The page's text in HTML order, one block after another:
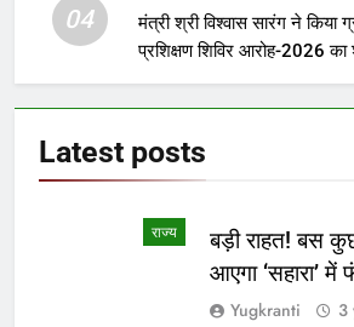
04
मंत्री श्री विश्वास सारंग ने किया
प्रशिक्षण शिविर आरोह-2026 का
Latest posts
राज्य
बड़ी राहत! बस
आएगा ‘सहारा’ में
Yugkranti 3